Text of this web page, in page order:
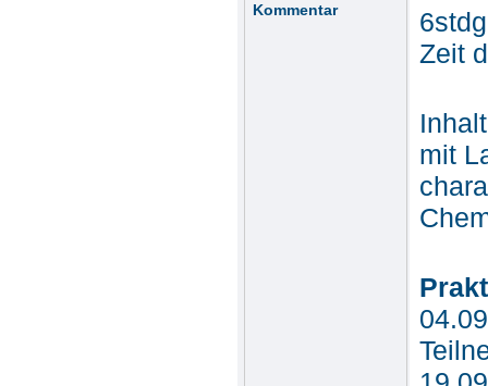
Kommentar
Zeit
mit